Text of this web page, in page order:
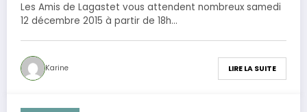
Les Amis de Lagastet vous attendent nombreux samedi
12 décembre 2015 à partir de 18h…
Karine LIRE LA SUITE